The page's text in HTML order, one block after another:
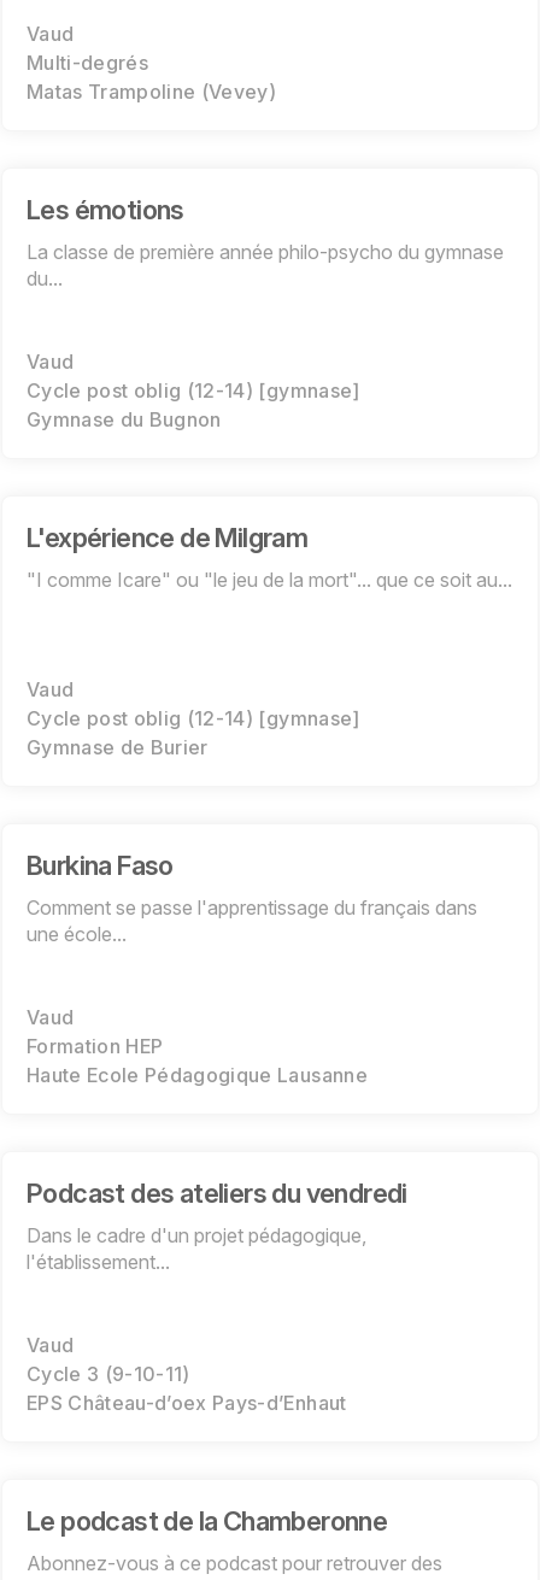
Vaud
Multi-degrés
Matas Trampoline (Vevey)
Les émotions
La classe de première année philo-psycho du gymnase
du...
Vaud
Cycle post oblig (12-14) [gymnase]
Gymnase du Bugnon
L'expérience de Milgram
"I comme Icare" ou "le jeu de la mort"... que ce soit au...
Vaud
Cycle post oblig (12-14) [gymnase]
Gymnase de Burier
Burkina Faso
Comment se passe l'apprentissage du français dans
une école...
Vaud
Formation HEP
Haute Ecole Pédagogique Lausanne
Podcast des ateliers du vendredi
Dans le cadre d'un projet pédagogique,
l'établissement...
Vaud
Cycle 3 (9-10-11)
EPS Château-d’oex Pays-d’Enhaut
Le podcast de la Chamberonne
Abonnez-vous à ce podcast pour retrouver des